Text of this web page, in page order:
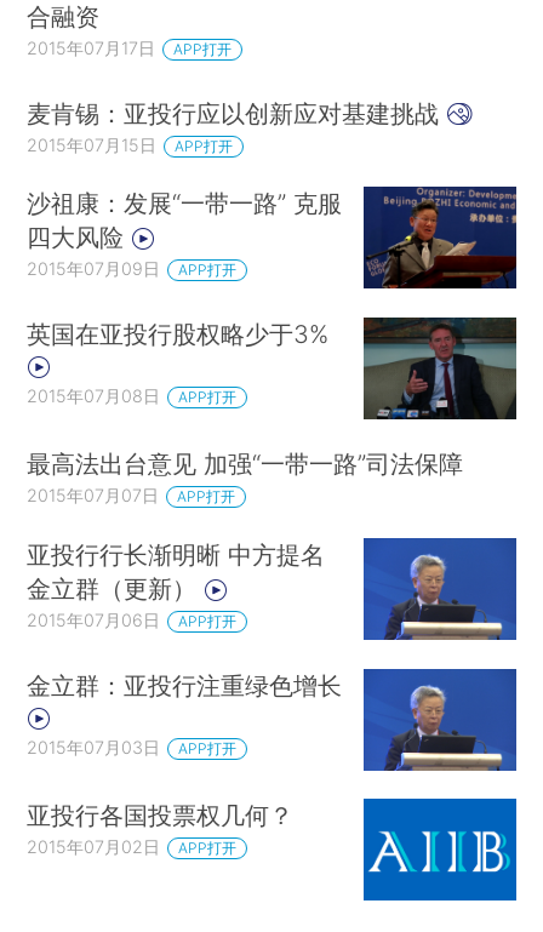
合融资
2015年07月17日 APP打开
麦肯锡：亚投行应以创新应对基建挑战
2015年07月15日 APP打开
沙祖康：发展“一带一路” 克服
四大风险
2015年07月09日 APP打开
英国在亚投行股权略少于3%
2015年07月08日 APP打开
最高法出台意见 加强“一带一路”司法保障
2015年07月07日 APP打开
亚投行行长渐明晰 中方提名
金立群（更新）
2015年07月06日 APP打开
金立群：亚投行注重绿色增长
2015年07月03日 APP打开
亚投行各国投票权几何？
2015年07月02日 APP打开